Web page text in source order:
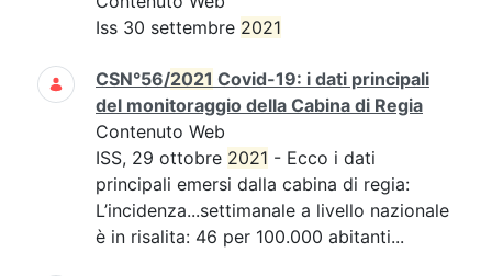
Iss 30 settembre 2021
CSN°56/2021 Covid-19: i dati principali
del monitoraggio della Cabina di Regia
Contenuto Web
ISS, 29 ottobre 2021 - Ecco i dati
principali emersi dalla cabina di regia:
L’incidenza...settimanale a livello nazionale
è in risalita: 46 per 100.000 abitanti...